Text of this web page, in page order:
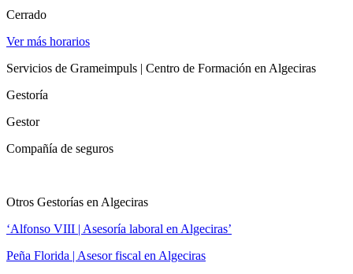
Cerrado
Ver más horarios
Servicios de Grameimpuls | Centro de Formación en Algeciras
Gestoría
Gestor
Compañía de seguros
Otros Gestorías en Algeciras
‘Alfonso VIII | Asesoría laboral en Algeciras’
Peña Florida | Asesor fiscal en Algeciras